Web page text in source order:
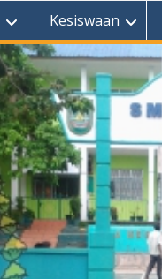
Kesiswaan